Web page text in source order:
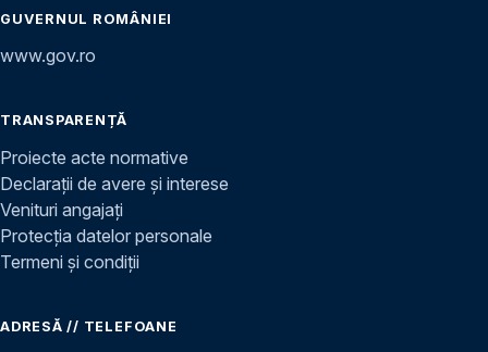
GUVERNUL ROMÂNIEI
www.gov.ro
TRANSPARENȚĂ
Proiecte acte normative
Declarații de avere și interese
Venituri angajați
Protecția datelor personale
Termeni și condiții
ADRESĂ // TELEFOANE